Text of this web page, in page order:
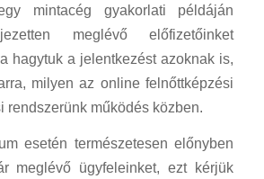
mintacég gyakorlati példáján
meglévő előfizetőinket
hagytuk a jelentkezést azoknak is,
milyen az online felnőttképzési
rendszerünk működés közben.
esetén természetesen előnyben
meglévő ügyfeleinket, ezt kérjük